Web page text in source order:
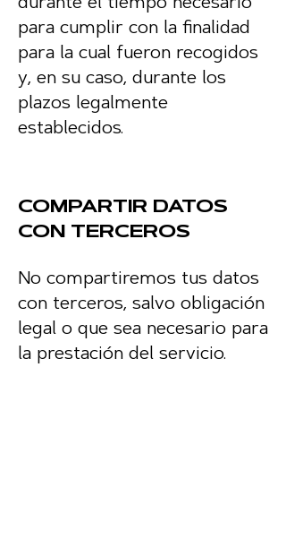
durante el tiempo necesario
para cumplir con la finalidad
para la cual fueron recogidos
y, en su caso, durante los
plazos legalmente
establecidos.
COMPARTIR DATOS
CON TERCEROS
No compartiremos tus datos
con terceros, salvo obligación
legal o que sea necesario para
la prestación del servicio.